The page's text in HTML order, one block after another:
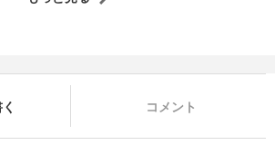
コメント